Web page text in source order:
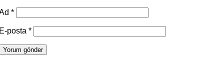
*
posta *